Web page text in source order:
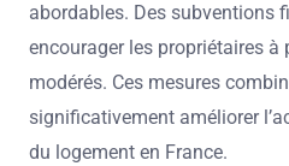
abordables. Des subventions
encourager les propriétaires à
modérés. Ces mesures
significativement améliorer
du logement en France.